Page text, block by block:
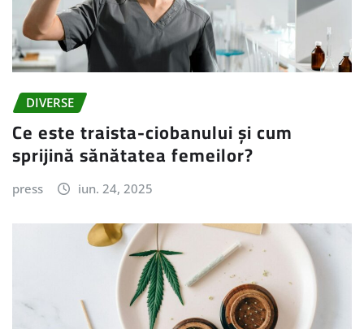
DIVERSE
Ce este traista-ciobanului și cum
sprijină sănătatea femeilor?
press iun. 24, 2025